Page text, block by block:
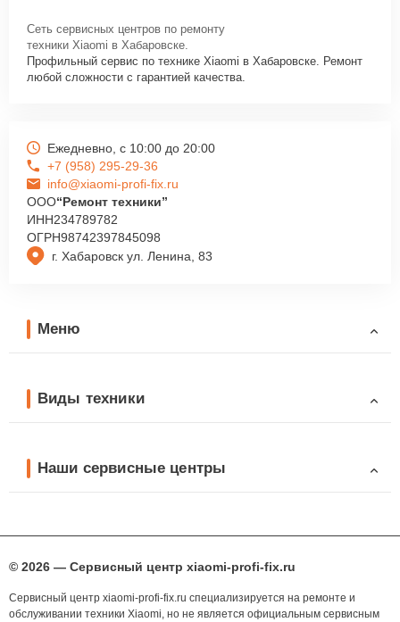
Сеть сервисных центров по ремонту
техники Xiaomi в Хабаровске.
Профильный сервис по технике Xiaomi в Хабаровске. Ремонт
любой сложности с гарантией качества.
г. Хабаровск ул. Ленина, 83
Ежедневно, с 10:00 до 20:00
+7 (958) 295-29-36
info@xiaomi-profi-fix.ru
ООО“Ремонт техники”
ИНН234789782
ОГРН98742397845098
Меню
Виды техники
Наши сервисные центры
© 2026 — Сервисный центр xiaomi-profi-fix.ru
Сервисный центр xiaomi-profi-fix.ru специализируется на ремонте и
обслуживании техники Xiaomi, но не является официальным сервисным